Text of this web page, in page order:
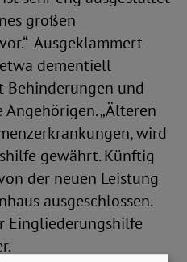
großen
Ausgeklammert
dementiell
Behinderungen und
„Älteren
wird
gewährt. Künftig
der neuen Leistung
ausgeschlossen.
Eingliederungshilfe